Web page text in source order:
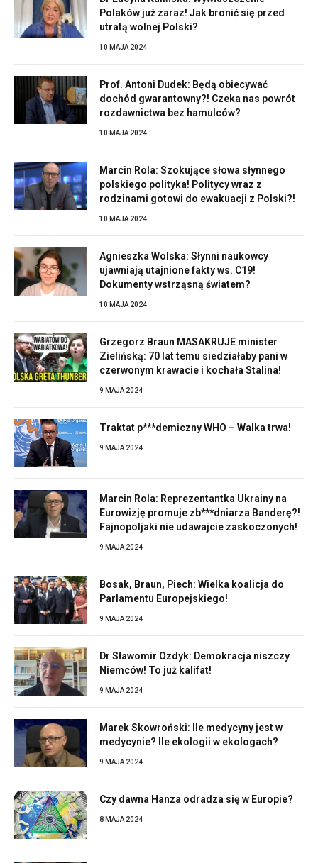
Polaków już zaraz! Jak bronić się przed
utratą wolnej Polski?
10 MAJA 2024
Prof. Antoni Dudek: Będą obiecywać
dochód gwarantowny?! Czeka nas powrót
rozdawnictwa bez hamulców?
10 MAJA 2024
Marcin Rola: Szokujące słowa słynnego
polskiego polityka! Politycy wraz z
rodzinami gotowi do ewakuacji z Polski?!
10 MAJA 2024
Agnieszka Wolska: Słynni naukowcy
ujawniają utajnione fakty ws. C19!
Dokumenty wstrząsną światem?
10 MAJA 2024
Grzegorz Braun MASAKRUJE minister
Zielińską: 70 lat temu siedziałaby pani w
czerwonym krawacie i kochała Stalina!
9 MAJA 2024
Traktat p***demiczny WHO – Walka trwa!
9 MAJA 2024
Marcin Rola: Reprezentantka Ukrainy na
Eurowizję promuje zb***dniarza Banderę?!
Fajnopoljaki nie udawajcie zaskoczonych!
9 MAJA 2024
Bosak, Braun, Piech: Wielka koalicja do
Parlamentu Europejskiego!
9 MAJA 2024
Dr Sławomir Ozdyk: Demokracja niszczy
Niemców! To już kalifat!
9 MAJA 2024
Marek Skowroński: Ile medycyny jest w
medycynie? Ile ekologii w ekologach?
9 MAJA 2024
Czy dawna Hanza odradza się w Europie?
8 MAJA 2024